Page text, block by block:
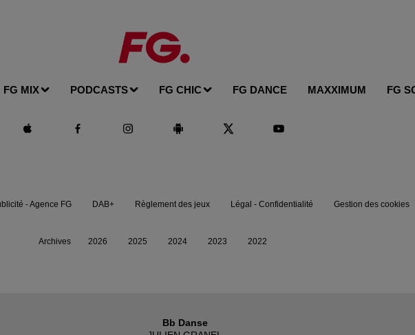
FG MIX PODCASTS FG CHIC FG DANCE MAXXIMUM FG
Bb Danse
- Agence FG DAB+ Règlement des jeux Légal - Confidentialité Gestion des cookies
Archives 2026 2025 2024 2023 2022